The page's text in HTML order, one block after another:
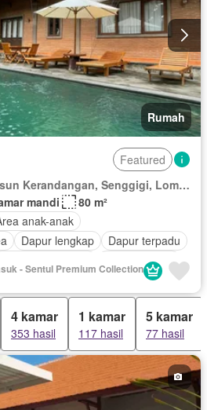
Rumah
Featured
Dream Estate Park, Dusun Kerandangan, Senggigi, Lombok Barat, Nusa Tenggara Barat
mandi
80 m²
anak-anak
Dapur lengkap
Dapur terpadu
Kolam renang
Garasi Teras
Halaman
- Sentul Premium Collection
4 kamar
353 hasil
1 kamar
117 hasil
5 kamar
77 hasil